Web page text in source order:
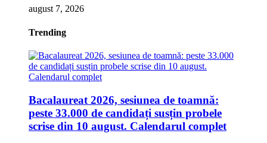
august 7, 2026
Trending
Bacalaureat 2026, sesiunea de toamnă:
peste 33.000 de candidați susțin probele
scrise din 10 august. Calendarul complet